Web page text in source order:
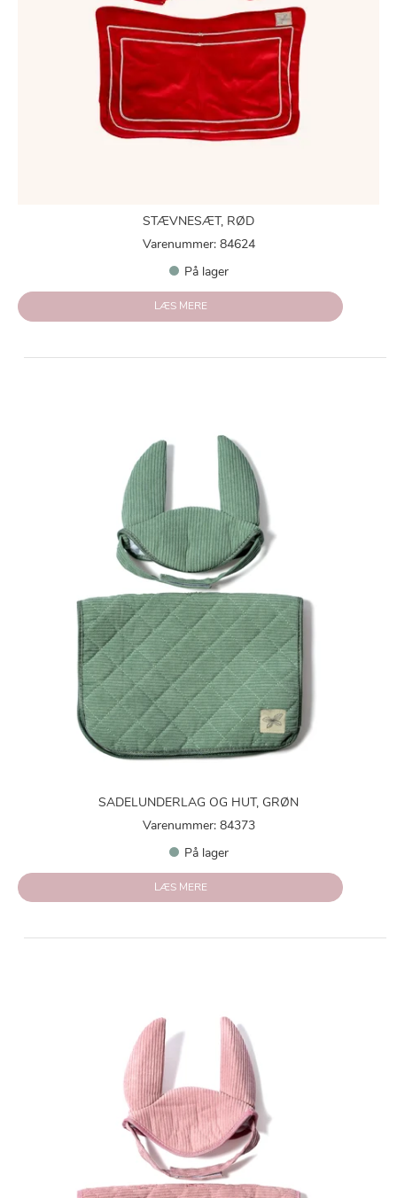
STÆVNESÆT, RØD
Varenummer: 84624
På lager
LÆS MERE
SADELUNDERLAG OG HUT, GRØN
Varenummer: 84373
På lager
LÆS MERE